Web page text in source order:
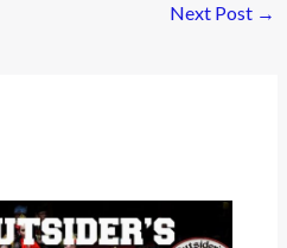
Next Post →